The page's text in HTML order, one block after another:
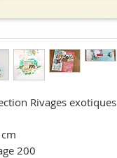
Rivages exotiques
200